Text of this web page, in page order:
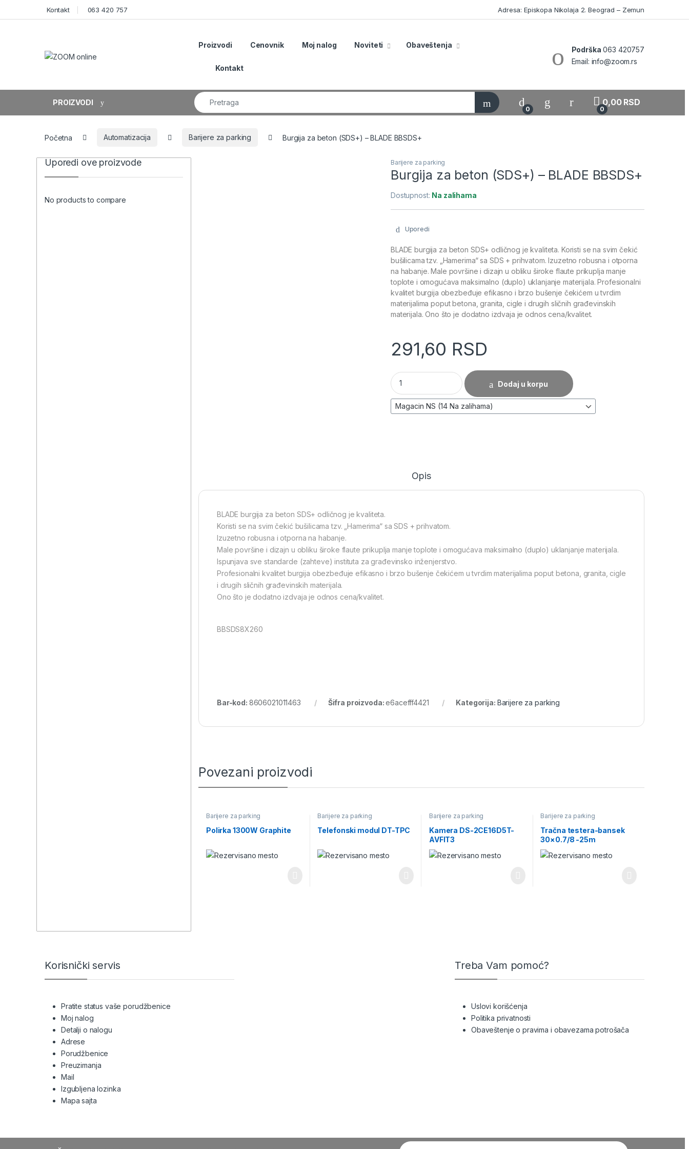
Kontakt 063 420 757 Adresa: Episkopa Nikolaja 2. Beograd – Zemun
Proizvodi Cenovnik Moj nalog Noviteti Obaveštenja
Kontakt
Podrška 063 420757
Email: info@zoom.rs
PROIZVODI
Search for:
0
My Account
0
0,00RSD
Početna Automatizacija Barijere za parking Burgija za beton (SDS+) – BLADE BBSDS+
Barijere za parking
Burgija za beton (SDS+) – BLADE BBSDS+
Dostupnost: Na zalihama
Uporedi
BLADE burgija za beton SDS+ odličnog je kvaliteta. Koristi se na svim čekić
bušilicama tzv. „Hamerima“ sa SDS + prihvatom. Izuzetno robusna i otporna
na habanje. Male površine i dizajn u obliku široke flaute prikuplja manje
toplote i omogućava maksimalno (duplo) uklanjanje materijala. Profesionalni
kvalitet burgija obezbeđuje efikasno i brzo bušenje čekićem u tvrdim
materijalima poput betona, granita, cigle i drugih sličnih građevinskih
materijala. Ono što je dodatno izdvaja je odnos cena/kvalitet.
291,60 RSD
Burgija za beton (SDS+) - BLADE BBSDS+ količina
Dodaj u korpu
Opis
BLADE burgija za beton SDS+ odličnog je kvaliteta.
Koristi se na svim čekić bušilicama tzv. „Hamerima“ sa SDS + prihvatom.
Izuzetno robusna i otporna na habanje.
Male površine i dizajn u obliku široke flaute prikuplja manje toplote i omogućava maksimalno (duplo) uklanjanje materijala.
Ispunjava sve standarde (zahteve) instituta za građevinsko inženjerstvo.
Profesionalni kvalitet burgija obezbeđuje efikasno i brzo bušenje čekićem u tvrdim materijalima poput betona, granita, cigle
i drugih sličnih građevinskih materijala.
Ono što je dodatno izdvaja je odnos cena/kvalitet.
BBSDS8X260
Bar-kod: 8606021011463 Šifra proizvoda:e6acefff4421 Kategorija: Barijere za parking
Povezani proizvodi
Barijere za parking
Polirka 1300W Graphite
Barijere za parking
Telefonski modul DT-TPC
Barijere za parking
Kamera DS-2CE16D5T-
AVFIT3
Barijere za parking
Tračna testera-bansek
30×0.7/8 -25m
Uporedi ove proizvode
No products to compare
Brands Carousel
Korisnički servis
Pratite status vaše porudžbenice
Moj nalog
Detalji o nalogu
Adrese
Porudžbenice
Preuzimanja
Mail
Izgubljena lozinka
Mapa sajta
Treba Vam pomoć?
Uslovi korišćenja
Politika privatnosti
Obaveštenje o pravima i obavezama potrošača